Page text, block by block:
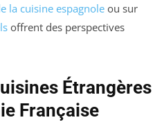
la cuisine espagnole ou sur
offrent des perspectives
Étrangères
Française